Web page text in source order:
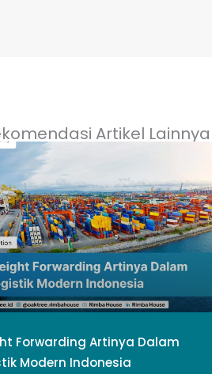
Artikel Lainnya
Forwarding Artinya Dalam
Modern Indonesia